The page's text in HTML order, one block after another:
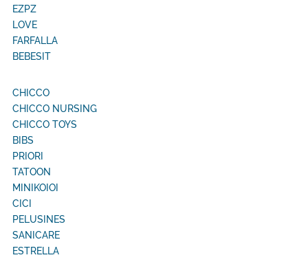
EZPZ
LOVE
FARFALLA
BEBESIT
CHICCO
CHICCO NURSING
CHICCO TOYS
BIBS
PRIORI
TATOON
MINIKOIOI
CICI
PELUSINES
SANICARE
ESTRELLA